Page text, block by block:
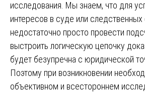
исследования. Мы знаем, что для
интересов в суде или следственных
недостаточно просто провести
выстроить логическую цепочку
будет безупречна с юридической
Поэтому при возникновении
объективном и всестороннем